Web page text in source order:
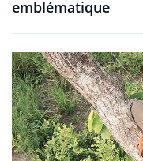
emblématique